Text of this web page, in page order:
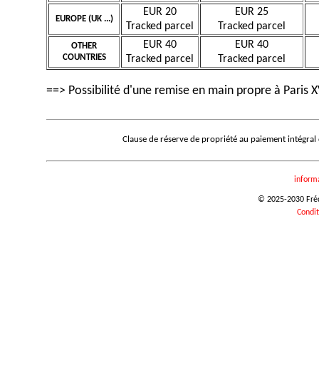
EUROPE (UK ...)
EUR 20
Tracked parcel
EUR 25
Tracked parcel
OTHER
COUNTRIES
EUR 40
Tracked parcel
EUR 40
Tracked parcel
==> Possibilité d'une remise en main propre à Paris
Clause de réserve de propriété au paiement
© 2025-2030